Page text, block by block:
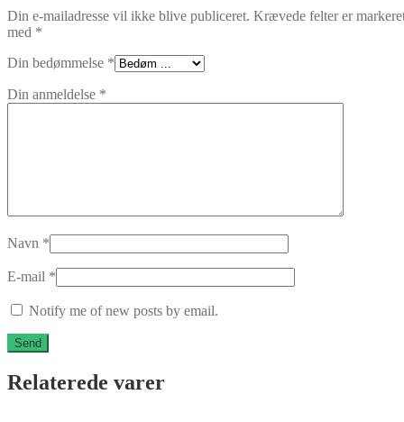
Din e-mailadresse vil ikke blive publiceret. Krævede felter er
med *
Din bedømmelse *
Din anmeldelse *
Navn *
E-mail *
Notify me of new posts by email.
Relaterede varer